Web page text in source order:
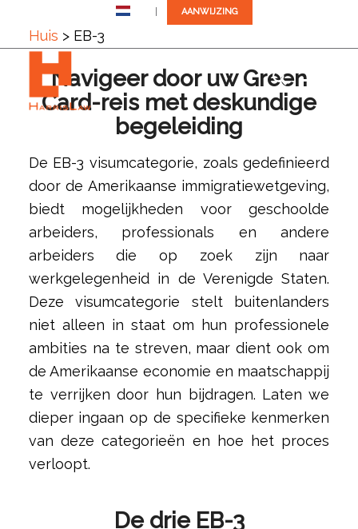
AANWIJZING
Huis > EB-3
Navigeer door uw Green
Card-reis met deskundige
begeleiding
De EB-3 visumcategorie, zoals gedefinieerd
door de Amerikaanse immigratiewetgeving,
biedt mogelijkheden voor geschoolde
arbeiders, professionals en andere
arbeiders die op zoek zijn naar
werkgelegenheid in de Verenigde Staten.
Deze visumcategorie stelt buitenlanders
niet alleen in staat om hun professionele
ambities na te streven, maar dient ook om
de Amerikaanse economie en maatschappij
te verrijken door hun bijdragen. Laten we
dieper ingaan op de specifieke kenmerken
van deze categorieën en hoe het proces
verloopt.
De drie EB-3